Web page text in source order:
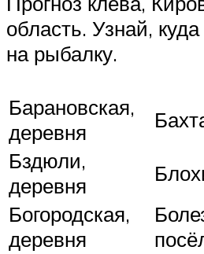
область. Узнай,
на рыбалку.
Барановская,
деревня
Бздюли,
деревня
Богородская,
деревня